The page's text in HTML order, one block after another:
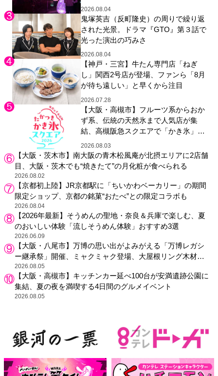
ガーデン 大阪」へ招待
2026.08.04
鬼塚英吉（反町隆史）の周りで繰り返
された光景。ドラマ『GTO』第３話で
光った演出の巧みさ
2026.08.04
【神戸・三宮】牛たん専門店「ねぎ
し」関西2号店が登場、ファンら「8月
が待ち遠しい」と早くから注目
2026.07.28
【大阪・高槻市】フルーツ系からおか
ず系、伝統の天然氷まで人気店が集
結、高槻阪急スクエアで「かき氷」祭
り
2026.08.03
【大阪・茨木市】南大阪の青木松風庵が北摂エリアに2店舗
目、大阪・茨木でも“焼きたて”の月化粧が食べられる
2026.08.02
【京都初上陸】JR京都駅に「ちいかわベーカリー」の期間
限定ショップ、京都の銘菓“おたべ”との限定コラボも
2026.08.04
【2026年最新】そうめんの聖地・奈良＆兵庫で楽しむ、夏
のおいしい体験「流しそうめん体験」おすすめ3選
2026.06.09
【大阪・八尾市】万博の思い出がよみがえる「万博レガシ
ー継承祭」開催、ミャクミャク登場、大屋根リング木材展
示も
2026.08.05
【大阪・高槻市】キッチンカー延べ100台が安満遺跡公園に
集結、夏の夜を満喫する4日間のグルメイベント
2026.08.05